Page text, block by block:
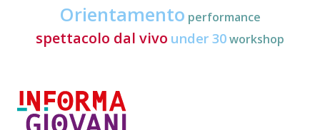
Orientamento performance
spettacolo dal vivo under 30workshop